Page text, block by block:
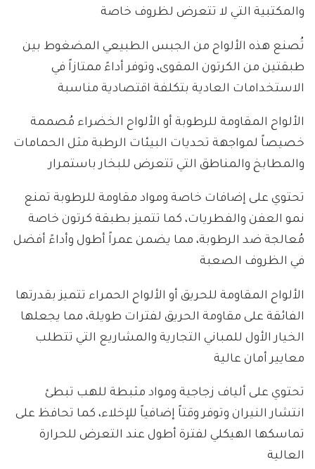
والمكتبية التي لا تتعرض لظروف خاصة
تُصنع هذه الألواح من الجبس الطبيعي المضغوط بين
طبقتين من الكرتون المقوى، وتوفر أداءً ممتازاً في
الاستخدامات العادية بتكلفة اقتصادية مناسبة
الألواح المقاومة للرطوبة أو الألواح الخضراء مُصممة
خصيصاً لمواجهة تحديات البيئات الرطبة مثل الحمامات
والمطابخ والمناطق التي تتعرض للبخار باستمرار
تحتوي على إضافات خاصة ومواد مقاومة للرطوبة تمنع
نمو العفن والفطريات، كما تتميز بطبقة كرتون خاصة
مُعالجة ضد الرطوبة، مما يضمن عمراً أطول وأداءً أفضل
في الظروف الصعبة
الألواح المقاومة للحريق أو الألواح الحمراء تتميز بقدرتها
الفائقة على مقاومة الحريق لفترات طويلة، مما يجعلها
الخيار الأول للمباني التجارية والمشاريع التي تتطلب
معايير أمان عالية
تحتوي على ألياف زجاجية ومواد مثبطة للهب تبطئ
انتشار النيران وتوفر وقتاً إضافياً للإخلاء، كما تحافظ على
تماسكها الهيكلي لفترة أطول عند التعرض للحرارة
العالية